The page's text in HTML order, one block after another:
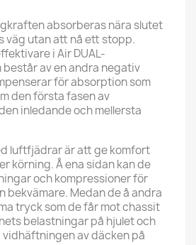
absorberas nära slutet
väg utan att nå ett stopp.
i Air DUAL-
av en andra negativ
för absorption som
den första fasen av
inledande och mellersta
luftfjädrar är att ge komfort
körning. Å ena sidan kan de
och kompressioner för
bekvämare. Medan de å andra
tryck som de får mot chassit
belastningar på hjulet och
av däcken på